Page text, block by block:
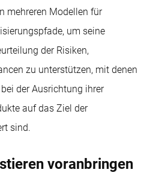
mehreren Modellen für
um seine
der Risiken,
zu unterstützen, mit denen
der Ausrichtung ihrer
auf das Ziel der
sind.
voranbringen